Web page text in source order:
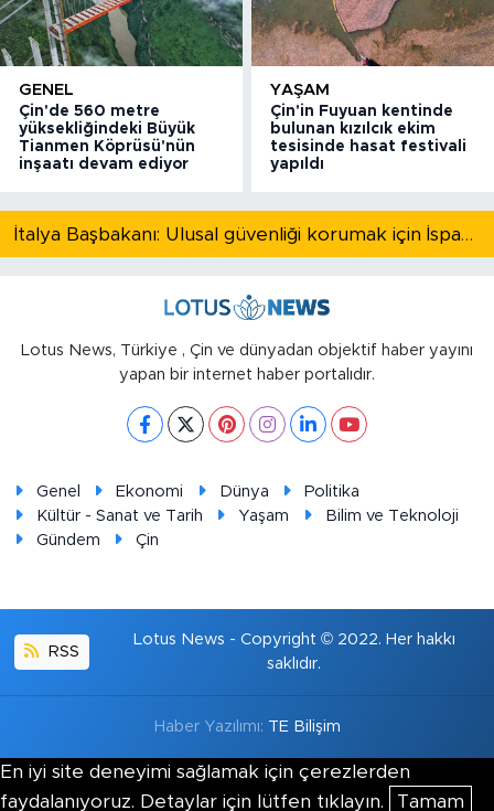
GENEL
Çin'de 560 metre
yüksekliğindeki Büyük
Tianmen Köprüsü'nün
inşaatı devam ediyor
YAŞAM
Çin'in Fuyuan kentinde
bulunan kızılcık ekim
tesisinde hasat festivali
yapıldı
İtalya Başbakanı: Ulusal güvenliği korumak için İspanya ile Schengen kapsamındaki serbest dolaşımı askıya alıyoruz
Lotus News, Türkiye , Çin ve dünyadan objektif haber yayını
yapan bir internet haber portalıdır.
Genel Ekonomi Dünya
Politika
Kültür - Sanat ve Tarih
Yaşam
Bilim ve Teknoloji
Gündem
Çin
RSS
Lotus News - Copyright © 2022. Her hakkı
saklıdır.
Haber Yazılımı: TE Bilişim
En iyi site deneyimi sağlamak için çerezlerden
faydalanıyoruz. Detaylar için lütfen tıklayın.
Tamam